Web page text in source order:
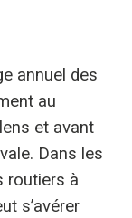
annuel des
au
et avant
Dans les
routiers à
s’avérer